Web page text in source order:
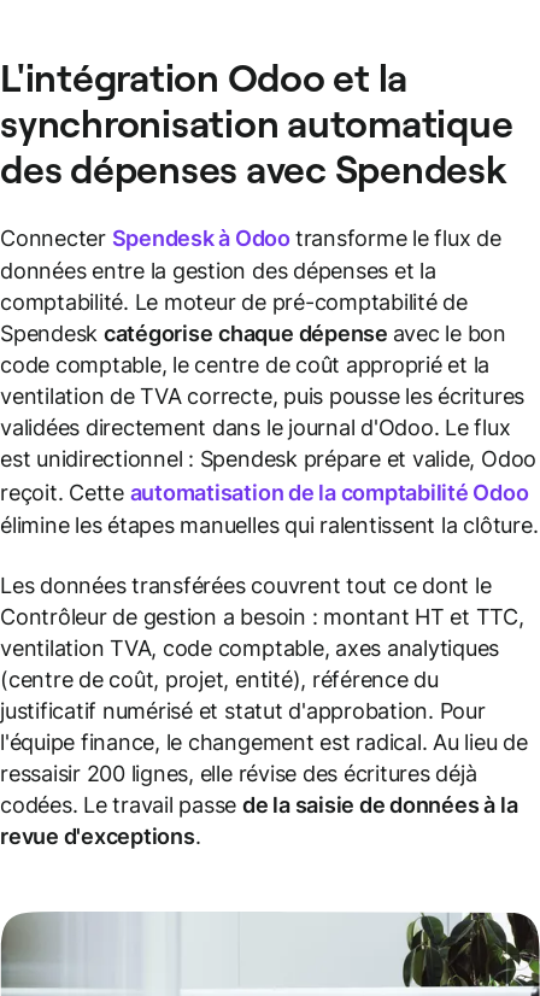
L'intégration Odoo et la
synchronisation automatique
des dépenses avec Spendesk
Connecter Spendesk à Odootransforme le flux de
données entre la gestion des dépenses et la
comptabilité. Le moteur de pré-comptabilité de
Spendesk catégorise chaque dépense avec le bon
code comptable, le centre de coût approprié et la
ventilation de TVA correcte, puis pousse les écritures
validées directement dans le journal d'Odoo. Le flux
est unidirectionnel : Spendesk prépare et valide, Odoo
reçoit. Cette automatisation de la comptabilité Odoo
élimine les étapes manuelles qui ralentissent la clôture.
Les données transférées couvrent tout ce dont le
Contrôleur de gestion a besoin : montant HT et TTC,
ventilation TVA, code comptable, axes analytiques
(centre de coût, projet, entité), référence du
justificatif numérisé et statut d'approbation. Pour
l'équipe finance, le changement est radical. Au lieu de
ressaisir 200 lignes, elle révise des écritures déjà
codées. Le travail passe de la saisie de données à la
revue d'exceptions.